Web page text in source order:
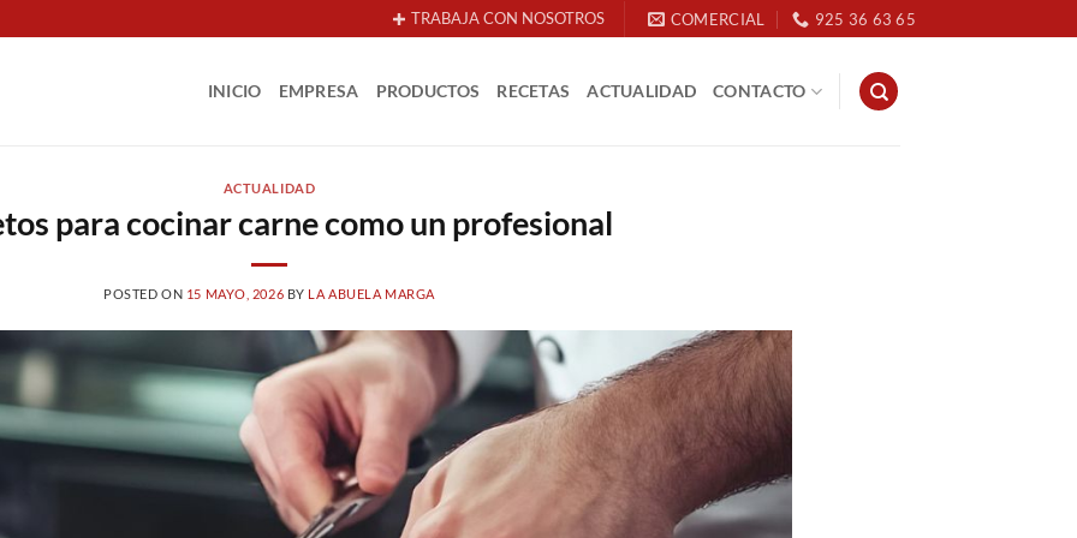
TRABAJA CON NOSOTROS COMERCIAL 925 36 63 65
INICIO EMPRESA PRODUCTOS RECETAS ACTUALIDAD CONTACTO
ACTUALIDAD
para cocinar carne como un profesional
POSTED ON 15 MAYO, 2026 BY LA ABUELA MARGA